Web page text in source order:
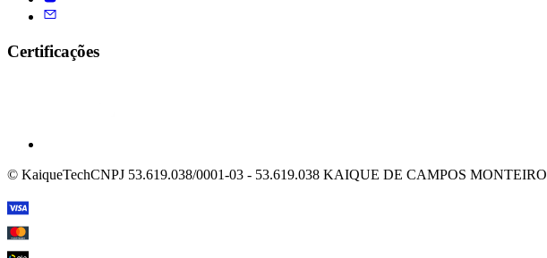
Certificações
© KaiqueTechCNPJ 53.619.038/0001-03 - 53.619.038 KAIQUE DE CAMPOS MONTEIRO